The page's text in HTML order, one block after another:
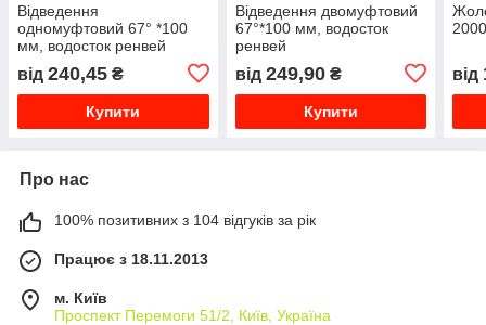
Відведення
одномуфтовий 67° *100
мм, водосток ренвей
від 240,45 ₴
Купити
Відведення двомуфтовий
67°*100 мм, водосток
ренвей
від 249,90₴
Купити
від
Про нас
100% позитивних з 104 відгуків за рік
Працює з 18.11.2013
м. Київ
Проспект Перемоги 51/2, Київ, Україна